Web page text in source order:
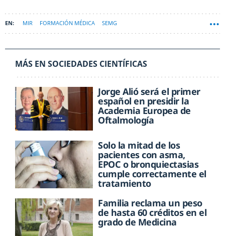
MIR FORMACIÓN MÉDICA SEMG
MÁS EN SOCIEDADES CIENTÍFICAS
Jorge Alió será el primer
español en presidir la
Academia Europea de
Oftalmología
Solo la mitad de los
pacientes con asma,
EPOC o bronquiectasias
cumple correctamente el
tratamiento
Familia reclama un peso
de hasta 60 créditos en el
grado de Medicina